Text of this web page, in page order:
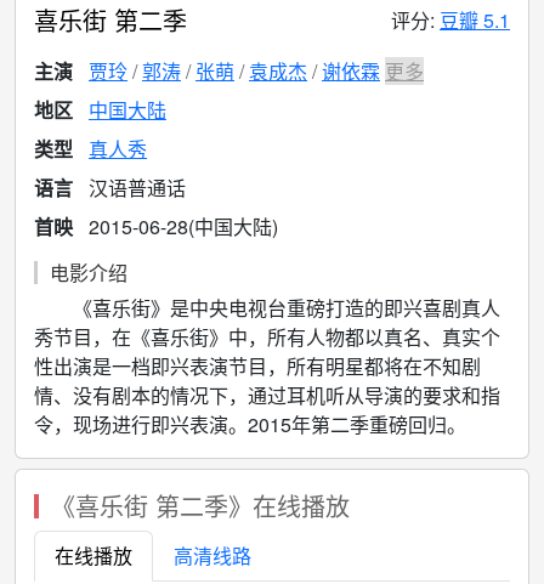
喜乐街 第二季 评分: 豆瓣 5.1
主演
贾玲 郭涛 张萌 袁成杰 谢依霖 更多
地区
中国大陆
类型
真人秀
语言 汉语普通话
首映 2015-06-28(中国大陆)
电影介绍
《喜乐街》是中央电视台重磅打造的即兴喜剧真人
秀节目，在《喜乐街》中，所有人物都以真名、真实个
性出演是一档即兴表演节目，所有明星都将在不知剧
情、没有剧本的情况下，通过耳机听从导演的要求和指
令，现场进行即兴表演。2015年第二季重磅回归。
《喜乐街 第二季》在线播放
在线播放 高清线路